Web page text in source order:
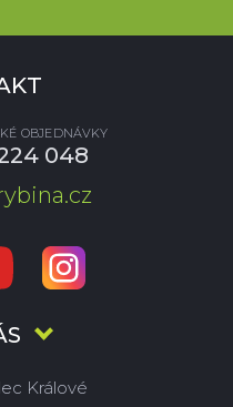
Králové
OBJEDNÁVKY
048